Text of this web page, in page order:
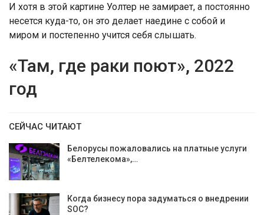
И хотя в этой картине Уолтер не замирает, а постоянно
несется куда-то, он это делает наедине с собой и
миром и постепенно учится себя слышать.
«Там, где раки поют», 2022
год
СЕЙЧАС ЧИТАЮТ
Белорусы пожаловались на платные услуги
«Белтелекома»,…
Когда бизнесу пора задуматься о внедрении
SOC?